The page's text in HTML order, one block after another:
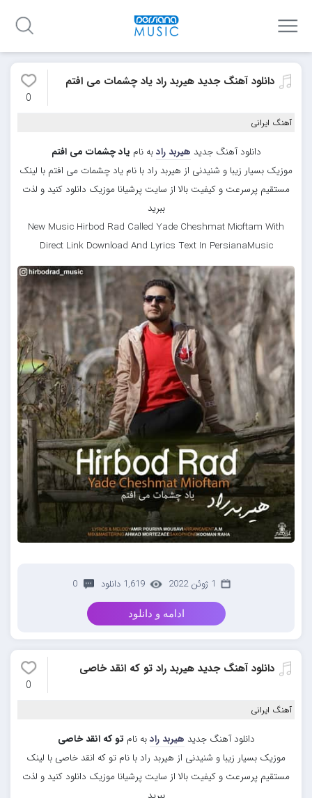
دانلود آهنگ جدید هیربد راد یاد چشمات می افتم
0
آهنگ ایرانی
دانلود آهنگ جدید هیربد رادبه نام یاد چشمات می افتم
موزیک بسیار زیبا و شنیدنی از هیربد راد با نام یاد چشمات می افتم با لینک
مستقیم پرسرعت و کیفیت بالا از سایت پرشیانا موزیک دانلود کنید و لذت
ببرید
New Music Hirbod Rad Called Yade Cheshmat Mioftam With
Direct Link Download And Lyrics Text In PersianaMusic
1 ژوئن 2022 1,619 دانلود 0
ادامه و دانلود
دانلود آهنگ جدید هیربد راد تو که انقد خاصی
0
آهنگ ایرانی
دانلود آهنگ جدید هیربد رادبه نام تو که انقد خاصی
موزیک بسیار زیبا و شنیدنی از هیربد راد با نام تو که انقد خاصی با لینک
مستقیم پرسرعت و کیفیت بالا از سایت پرشیانا موزیک دانلود کنید و لذت